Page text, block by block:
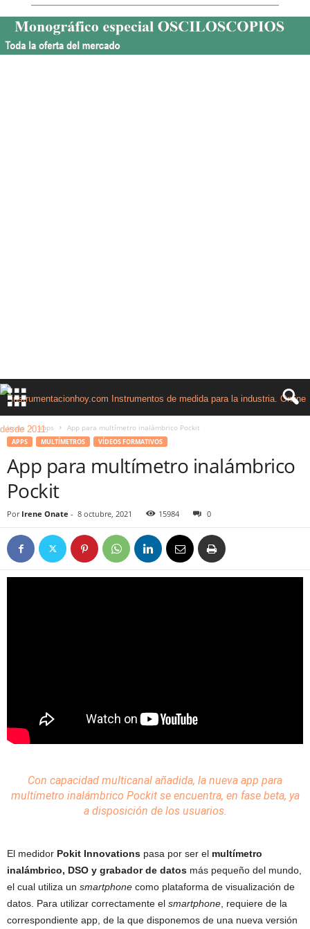
Inicio apps App para multímetro inalámbrico Pockit
APPS MULTÍMETROS VÍDEOS FORMATIVOS
App para multímetro inalámbrico
Pockit
Por Irene Onate - 8 octubre, 2021 15984 0
Con capacidad multicanal añadida, la nueva app para
multímetro inalámbrico Pockit se encuentra, en fase beta, ya
a disposición de los usuarios.
El medidor Pokit Innovations pasa por ser el multímetro
inalámbrico, DSO y grabador de datos más pequeño del mundo,
el cual utiliza un smartphone como plataforma de visualización de
datos. Para utilizar correctamente el smartphone , requiere de la
correspondiente app, de la que disponemos de una nueva versión